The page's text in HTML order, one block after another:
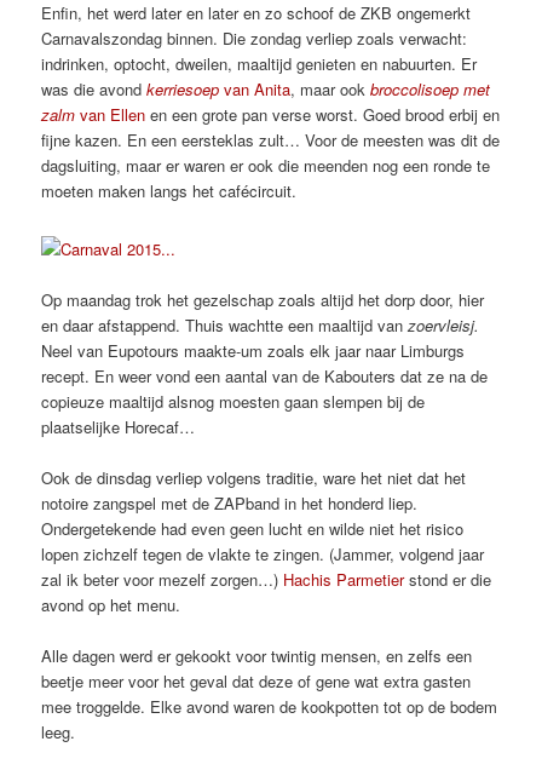
Enfin, het werd later en later en zo schoof de ZKB ongemerkt
Carnavalszondag binnen. Die zondag verliep zoals verwacht:
indrinken, optocht, dweilen, maaltijd genieten en nabuurten. Er
was die avondkerriesoep van Anita, maar ookbroccolisoep met
zalm van Ellen en een grote pan verse worst. Goed brood erbij en
fijne kazen. En een eersteklas zult… Voor de meesten was dit de
dagsluiting, maar er waren er ook die meenden nog een ronde te
moeten maken langs het cafécircuit.
Op maandag trok het gezelschap zoals altijd het dorp door, hier
en daar afstappend. Thuis wachtte een maaltijd vanzoervleisj.
Neel van Eupotours maakte-um zoals elk jaar naar Limburgs
recept. En weer vond een aantal van de Kabouters dat ze na de
copieuze maaltijd alsnog moesten gaan slempen bij de
plaatselijke Horecaf…
Ook de dinsdag verliep volgens traditie, ware het niet dat het
notoire zangspel met de ZAPband in het honderd liep.
Ondergetekende had even geen lucht en wilde niet het risico
lopen zichzelf tegen de vlakte te zingen. (Jammer, volgend jaar
zal ik beter voor mezelf zorgen…) Hachis Parmetierstond er die
avond op het menu.
Alle dagen werd er gekookt voor twintig mensen, en zelfs een
beetje meer voor het geval dat deze of gene wat extra gasten
mee troggelde. Elke avond waren de kookpotten tot op de bodem
leeg.